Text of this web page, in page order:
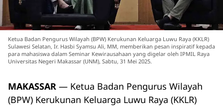
Ketua Badan Pengurus Wilayah (BPW) Kerukunan Keluarga Luwu Raya (KKLR)
Sulawesi Selatan, Ir. Hasbi Syamsu Ali, MM, memberikan pesan inspiratif kepada
para mahasiswa dalam Seminar Kewirausahaan yang digelar oleh IPMIL Raya
Universitas Negeri Makassar (UNM), Sabtu, 31 Mei 2025.
MAKASSAR — Ketua Badan Pengurus Wilayah
(BPW) Kerukunan Keluarga Luwu Raya (KKLR)